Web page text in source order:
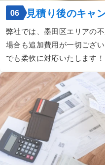
06 見積り後のキャ
弊社では、墨田区エリアの
場合も追加費用が一切ござ
でも柔軟に対応いたします！